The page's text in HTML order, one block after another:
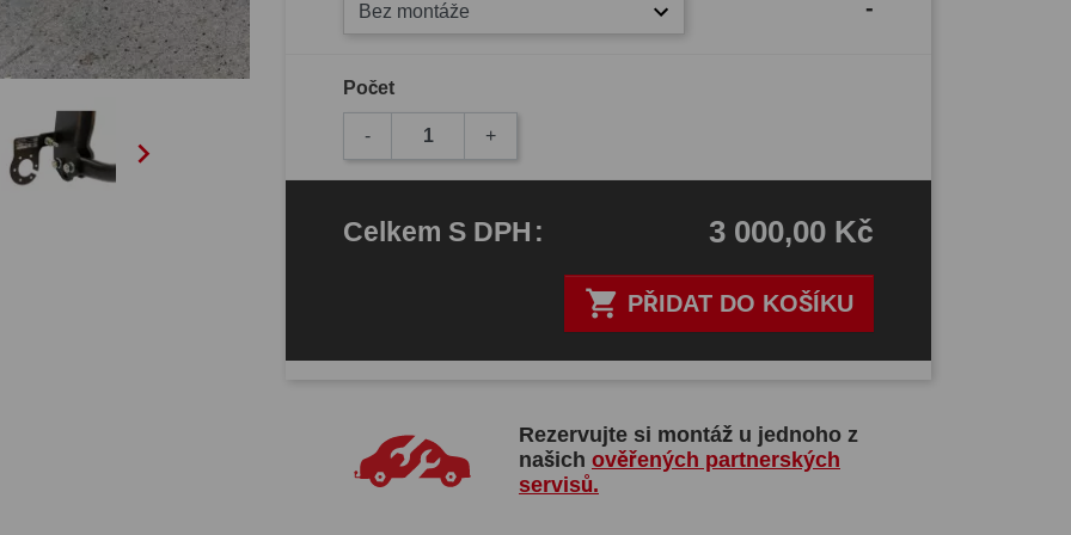

Bez montáže -
Počet
- +
 PŘIDAT DO KOŠÍKU
Celkem S DPH: 3 000,00 Kč
Rezervujte si montáž u jednoho z
našich ověřených partnerských
servisů.